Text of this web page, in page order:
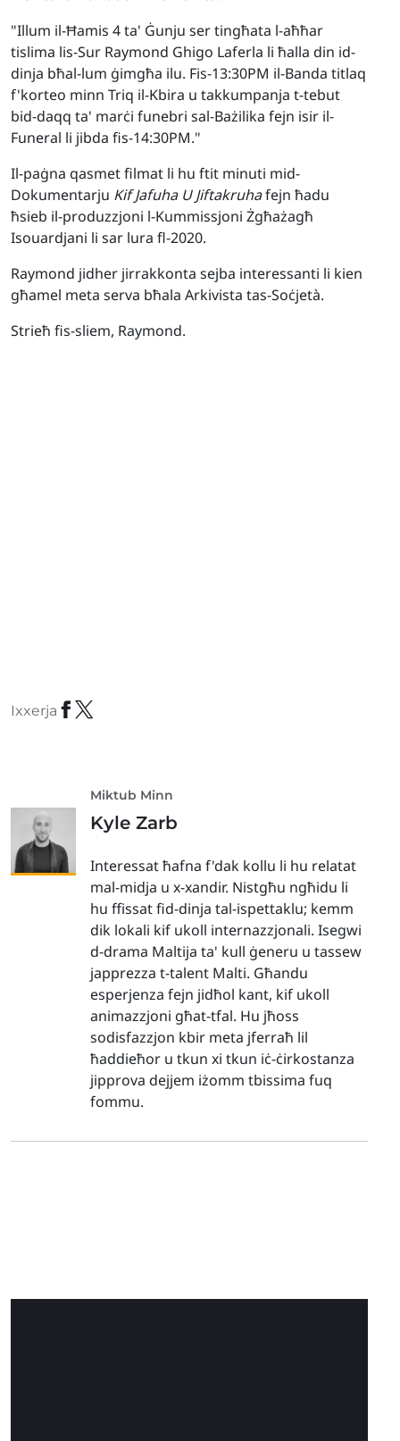
"Illum il-Ħamis 4 ta' Ġunju ser tingħata l-aħħar
tislima lis-Sur Raymond Ghigo Laferla li ħalla din id-
dinja bħal-lum ġimgħa ilu. Fis-13:30PM il-Banda titlaq
f'korteo minn Triq il-Kbira u takkumpanja t-tebut
bid-daqq ta' marċi funebri sal-Bażilika fejn isir il-
Funeral li jibda fis-14:30PM."
Il-paġna qasmet filmat li hu ftit minuti mid-
Dokumentarju Kif Jafuha U Jiftakruhafejn ħadu
ħsieb il-produzzjoni l-Kummissjoni Żgħażagħ
Isouardjani li sar lura fl-2020.
Raymond jidher jirrakkonta sejba interessanti li kien
għamel meta serva bħala Arkivista tas-Soċjetà.
Strieħ fis-sliem, Raymond.
Ixxerja
Miktub Minn
Kyle Zarb
Interessat ħafna f'dak kollu li hu relatat
mal-midja u x-xandir. Nistgħu ngħidu li
hu ffissat fid-dinja tal-ispettaklu; kemm
dik lokali kif ukoll internazzjonali. Isegwi
d-drama Maltija ta' kull ġeneru u tassew
japprezza t-talent Malti. Għandu
esperjenza fejn jidħol kant, kif ukoll
animazzjoni għat-tfal. Hu jħoss
sodisfazzjon kbir meta jferraħ lil
ħaddieħor u tkun xi tkun iċ-ċirkostanza
jipprova dejjem iżomm tbissima fuq
fommu.